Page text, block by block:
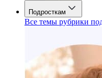
Подросткам
Все темы рубрики